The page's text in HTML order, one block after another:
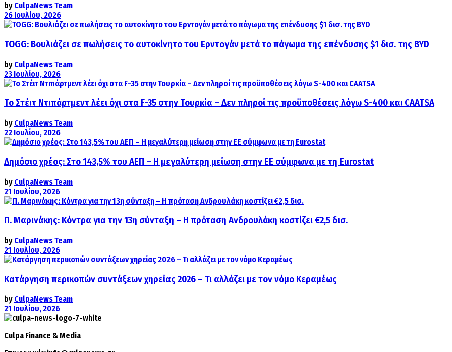
by CulpaNews Team
26 Ιουλίου, 2026
TOGG: Βουλιάζει σε πωλήσεις το αυτοκίνητο του Ερντογάν μετά το πάγωμα της επένδυσης $1 δισ. της BYD
by CulpaNews Team
23 Ιουλίου, 2026
Το Στέιτ Ντιπάρτμεντ λέει όχι στα F-35 στην Τουρκία – Δεν πληροί τις προϋποθέσεις λόγω S-400 και CAATSA
by CulpaNews Team
22 Ιουλίου, 2026
Δημόσιο χρέος: Στο 143,5% του ΑΕΠ – Η μεγαλύτερη μείωση στην ΕΕ σύμφωνα με τη Eurostat
by CulpaNews Team
21 Ιουλίου, 2026
Π. Μαρινάκης: Κόντρα για την 13η σύνταξη – Η πρόταση Ανδρουλάκη κοστίζει €2,5 δισ.
by CulpaNews Team
21 Ιουλίου, 2026
Κατάργηση περικοπών συντάξεων χηρείας 2026 – Τι αλλάζει με τον νόμο Κεραμέως
by CulpaNews Team
21 Ιουλίου, 2026
Culpa Finance & Media